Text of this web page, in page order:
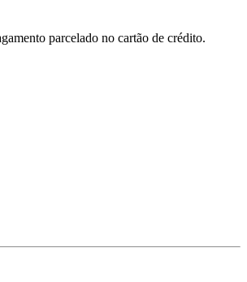
parcelado no cartão de crédito.